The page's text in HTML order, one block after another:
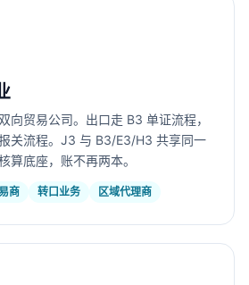
向贸易公司。出口走 B3 单证流程，
关流程。J3 与 B3/E3/H3 共享同一
算底座，账不再两本。
商 转口业务 区域代理商